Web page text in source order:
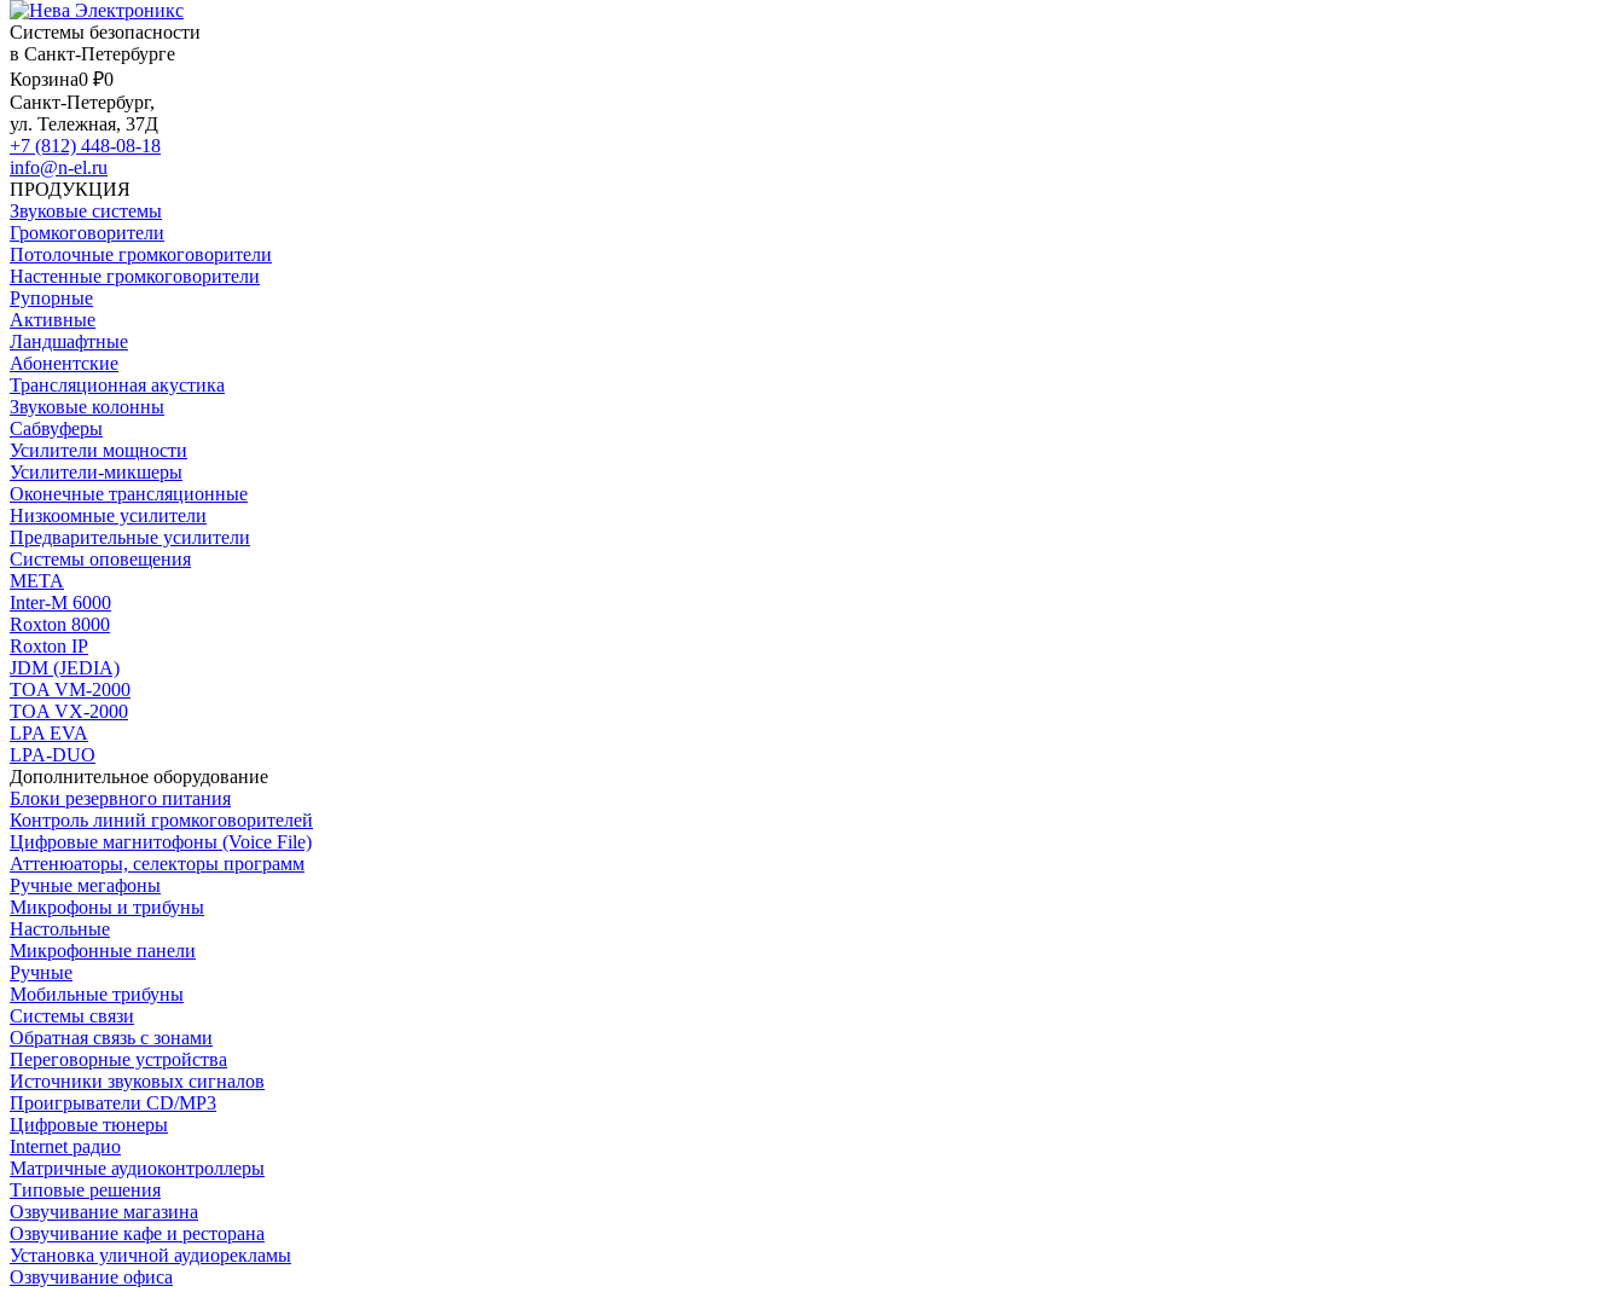
Системы безопасности
в Санкт-Петербурге
Корзина0 ₽0
Санкт-Петербург,
ул. Тележная, 37Д
+7 (812) 448-08-18
info@n-el.ru
ПРОДУКЦИЯ
Звуковые системы
Громкоговорители
Потолочные громкоговорители
Настенные громкоговорители
Рупорные
Активные
Ландшафтные
Абонентские
Трансляционная акустика
Звуковые колонны
Сабвуферы
Усилители мощности
Усилители-микшеры
Оконечные трансляционные
Низкоомные усилители
Предварительные усилители
Системы оповещения
МЕТА
Inter-M 6000
Roxton 8000
Roxton IP
JDM (JEDIA)
TOA VM-2000
TOA VX-2000
LPA EVA
LPA-DUO
Дополнительное оборудование
Блоки резервного питания
Контроль линий громкоговорителей
Цифровые магнитофоны (Voice File)
Аттенюаторы, селекторы программ
Ручные мегафоны
Микрофоны и трибуны
Настольные
Микрофонные панели
Ручные
Мобильные трибуны
Системы связи
Обратная связь с зонами
Переговорные устройства
Источники звуковых сигналов
Проигрыватели CD/MP3
Цифровые тюнеры
Internet радио
Матричные аудиоконтроллеры
Типовые решения
Озвучивание магазина
Озвучивание кафе и ресторана
Установка уличной аудиорекламы
Озвучивание офиса